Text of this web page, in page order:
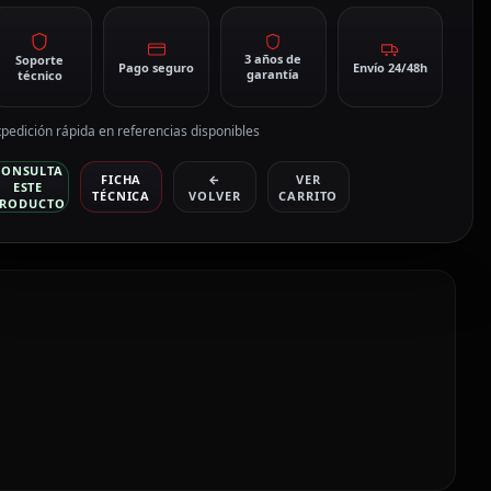
Soporte
técnico
Pago seguro
3 años de
garantía
Envío 24/48h
rápida en referencias disponibles
ESTE
FICHA
TÉCNICA
←
VOLVER
VER
CARRITO